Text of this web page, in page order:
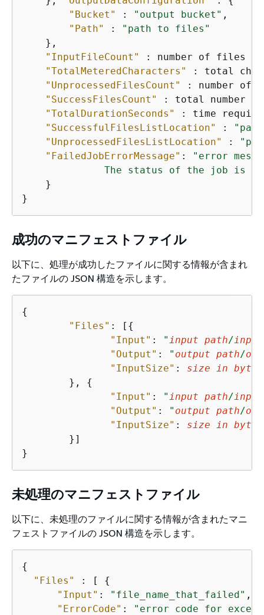
"Bucket"
: "output bucket" ,
"Path"
:
"path to files"
    },
"InputFileCount"
: number of files
"TotalMeteredCharacters"
: total
"UnprocessedFilesCount"
: number of
"SuccessFilesCount"
: total number
"TotalDurationSeconds"
: time
"SuccessfulFilesListLocation"
:
"UnprocessedFilesListLocation"
:
"FailedJobErrorMessage" :
"error
The status of the job is
    }
成功のマニフェストファイル
以下に、処理が成功したファイルに関する情報が含まれ
たファイルの JSON 構造を示します。
{
"Files" : [ {
"Input" : " input path/
"Output" : " output path/
"InputSize" : size in
        },
{
"Input" : " input path/
"Output" : " output path/
"InputSize" : size in
        }]
未処理のマニフェストファイル
以下に、未処理のファイルに関する情報が含まれたマニ
フェストファイルの JSON 構造を示します。
{
"Files"
: [ {
"Input" : "file_name_that_failed" ,
"ErrorCode" :
"error code for